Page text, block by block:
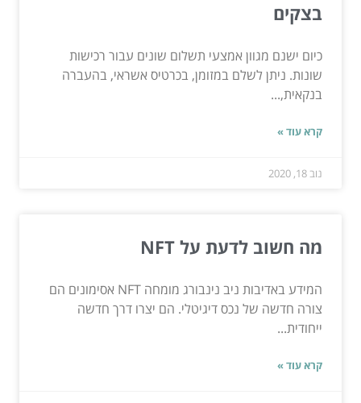
בצקים
כיום ישנם מגוון אמצעי תשלום שונים עבור רכישות
שונות. ניתן לשלם במזומן, בכרטיס אשראי, בהעברה
בנקאית,...
קרא עוד »
נוב 18, 2020
מה חשוב לדעת על NFT
המידע באדיבות ניב נינבורג מומחה NFT אסימונים הם
צורה חדשה של נכס דיגיטלי. הם יצרו דרך חדשה
ייחודית...
קרא עוד »